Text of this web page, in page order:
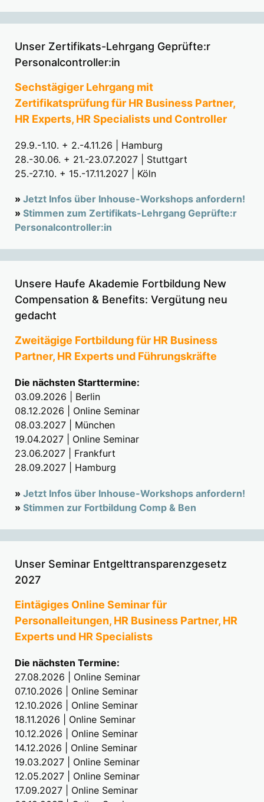
Unser Zertifikats-Lehrgang Geprüfte:r
Personalcontroller:in
Sechstägiger Lehrgang mit
Zertifikatsprüfung für HR Business Partner,
HR Experts, HR Specialists und Controller
29.9.-1.10. + 2.-4.11.26 | Hamburg
28.-30.06. + 21.-23.07.2027 | Stuttgart
25.-27.10. + 15.-17.11.2027 | Köln
» Jetzt Infos über Inhouse-Workshops anfordern!
» Stimmen zum Zertifikats-Lehrgang Geprüfte:r
Personalcontroller:in
Unsere Haufe Akademie Fortbildung New
Compensation & Benefits: Vergütung neu
gedacht
Zweitägige Fortbildung für HR Business
Partner, HR Experts und Führungskräfte
Die nächsten Starttermine:
03.09.2026 | Berlin
08.12.2026 | Online Seminar
08.03.2027 | München
19.04.2027 | Online Seminar
23.06.2027 | Frankfurt
28.09.2027 | Hamburg
» Jetzt Infos über Inhouse-Workshops anfordern!
» Stimmen zur Fortbildung Comp & Ben
Unser Seminar Entgelttransparenzgesetz
2027
Eintägiges Online Seminar für
Personalleitungen, HR Business Partner, HR
Experts und HR Specialists
Die nächsten Termine:
27.08.2026 | Online Seminar
07.10.2026 | Online Seminar
12.10.2026 | Online Seminar
18.11.2026 | Online Seminar
10.12.2026 | Online Seminar
14.12.2026 | Online Seminar
19.03.2027 | Online Seminar
12.05.2027 | Online Seminar
17.09.2027 | Online Seminar